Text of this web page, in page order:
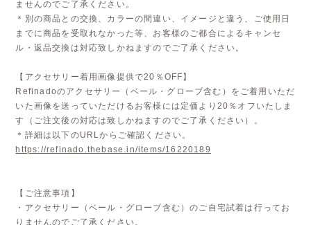
ませんのでご了承ください。
＊別の商品との交換、カラーの間違い、イメージと違う、ご使用日
までに商品を受取れなかった等、お客様のご都合によるキャンセ
ル・返品交換は対応致しかねますのでご了承ください。
【アクセサリー着用画像提供で20％OFF】
Refinadoのアクセサリー（ベール・グローブ含む）をご着用いただ
いた画像を送っていただけるお客様には定価より20％オフいたしま
す（ご注文後の対応は致しかねますのでご了承ください）。
＊詳細は以下のURLからご確認ください。
https://refinado.thebase.in/items/16220189
【ご注意事項】
・アクセサリー（ベール・グローブ含む）のご自宅試着は行ってお
りませんのでご了承ください。